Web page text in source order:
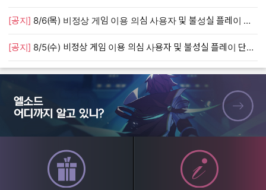
[공지] 8/6(목) 비정상 게임 이용 의심 사용자 및 불성실 플레이 단속 안내
[공지] 8/5(수) 비정상 게임 이용 의심 사용자 및 불성실 플레이 단속 안내
엘소드 어디까지 알고 있니?